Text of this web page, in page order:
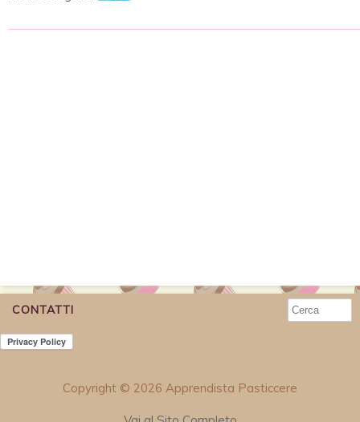
CONTATTI
Copyright © 2026 Apprendista Pasticcere